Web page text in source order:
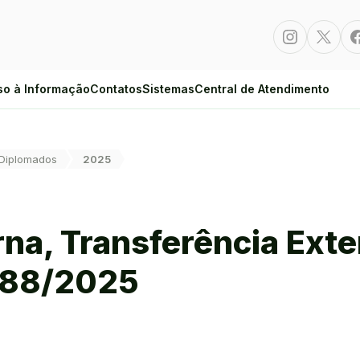
Instagram
à InformaçãoContatosSistemasCentral de Atendimento
2025
Transferência
2025